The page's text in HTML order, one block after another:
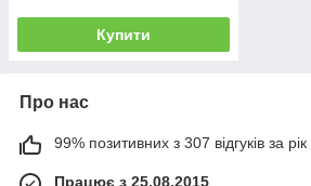
Купити
Про нас
99% позитивних з 307 відгуків за рік
Працює з 25.08.2015